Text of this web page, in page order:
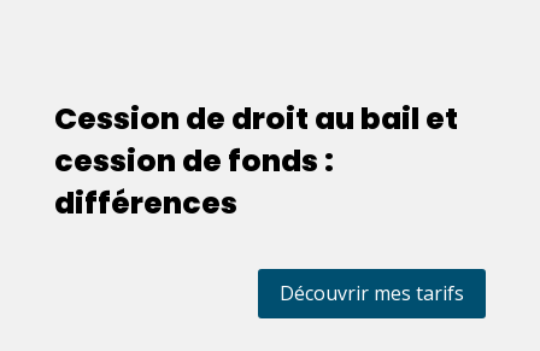
Cession de droit au bail et
cession de fonds :
différences
Découvrir mes tarifs